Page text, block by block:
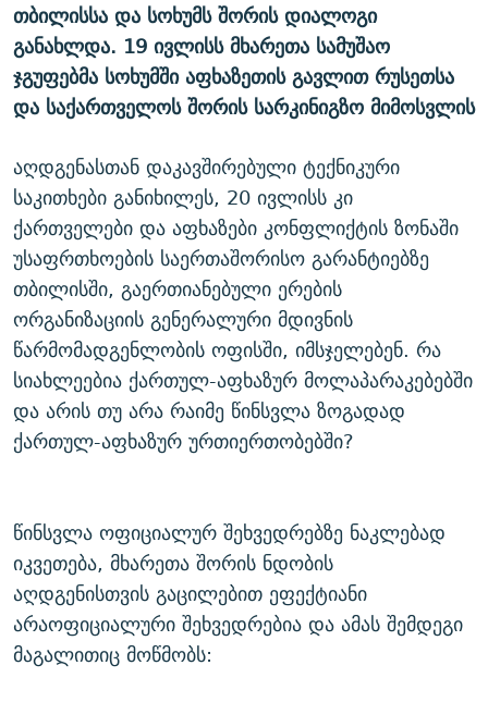
ᲛᲝᲚᲐᲞᲐᲠᲐᲙᲔ ᲢᲔᲥᲡᲢᲔᲑᲘ
ᲨᲘᲜ - ᲣᲪᲮᲝᲔᲗᲨᲘ
ᲚᲘᲢᲔᲠᲐᲢᲣᲠᲣᲚᲘ ᲬᲐᲮᲜᲐᲒᲔᲑᲘ
ᲘᲛᲞᲔᲠᲘᲐ ᲓᲐ ᲠᲐᲓᲘᲝ
ᲩᲔᲛᲘ ᲡᲘᲙᲕᲓᲘᲚᲘᲡ ᲛᲘᲖᲔᲖᲘᲐ COVID-19
11 ᲬᲔᲚᲘ - 11 ᲐᲛᲑᲐᲕᲘ
ᲡᲐᲞᲐᲠᲚᲐᲛᲔᲜᲢᲝ ᲐᲠᲩᲔᲕᲜᲔᲑᲘᲡ ᲘᲡᲢᲝᲠᲘᲐ
5 ᲐᲛᲑᲐᲕᲘ - 20 ᲘᲕᲜᲘᲡᲡ ᲓᲐᲨᲐᲕᲔᲑᲣᲚᲔᲑᲘ
ᲐᲒᲕᲘᲡᲢᲝᲡ ᲝᲛᲘ
ПРИВЕТ ᲙᲣᲚᲢᲣᲠᲐ
ᲒᲐᲛᲝᲘᲬᲔᲠᲔ
რთე/რთ-ის ყველა საიტი
თბილისსა და სოხუმს შორის დიალოგი
განახლდა. 19 ივლისს მხარეთა სამუშაო
ჯგუფებმა სოხუმში აფხაზეთის გავლით რუსეთსა
და საქართველოს შორის სარკინიგზო მიმოსვლის
აღდგენასთან დაკავშირებული ტექნიკური
საკითხები განიხილეს, 20 ივლისს კი
ქართველები და აფხაზები კონფლიქტის ზონაში
უსაფრთხოების საერთაშორისო გარანტიებზე
თბილისში, გაერთიანებული ერების
ორგანიზაციის გენერალური მდივნის
წარმომადგენლობის ოფისში, იმსჯელებენ. რა
სიახლეებია ქართულ-აფხაზურ მოლაპარაკებებში
და არის თუ არა რაიმე წინსვლა ზოგადად
ქართულ-აფხაზურ ურთიერთობებში?
წინსვლა ოფიციალურ შეხვედრებზე ნაკლებად
იკვეთება, მხარეთა შორის ნდობის
აღდგენისთვის გაცილებით ეფექტიანი
არაოფიციალური შეხვედრებია და ამას შემდეგი
მაგალითიც მოწმობს: